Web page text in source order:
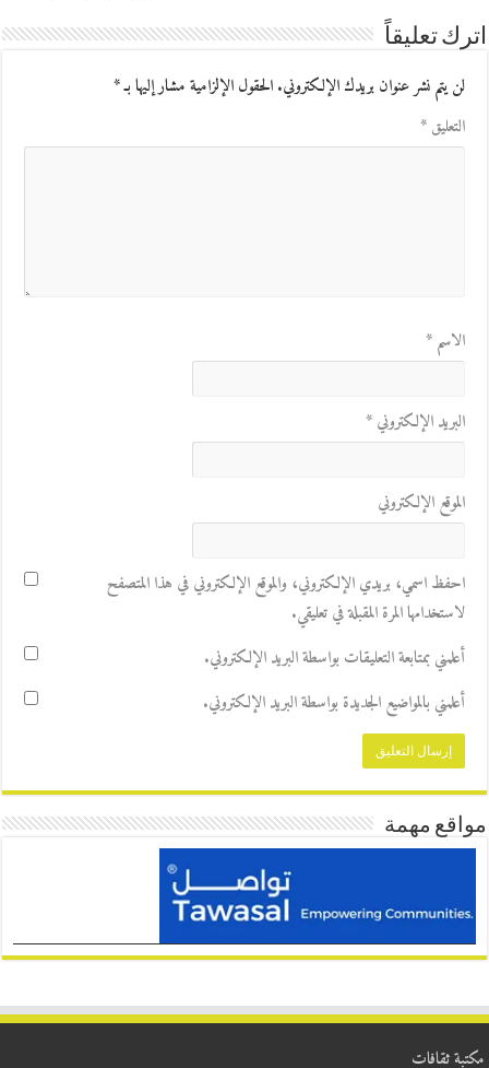
اترك تعليقاً
لن يتم نشر عنوان بريدك الإلكتروني.الحقول الإلزامية مشار إليها بـ*
التعليق*
الاسم*
البريد الإلكتروني*
الموقع الإلكتروني
احفظ اسمي، بريدي الإلكتروني، والموقع الإلكتروني في هذا المتصفح
لاستخدامها المرة المقبلة في تعليقي.
أعلمني بمتابعة التعليقات بواسطة البريد الإلكتروني.
أعلمني بالمواضيع الجديدة بواسطة البريد الإلكتروني.
مواقع مهمة
مكتبة ثقافات